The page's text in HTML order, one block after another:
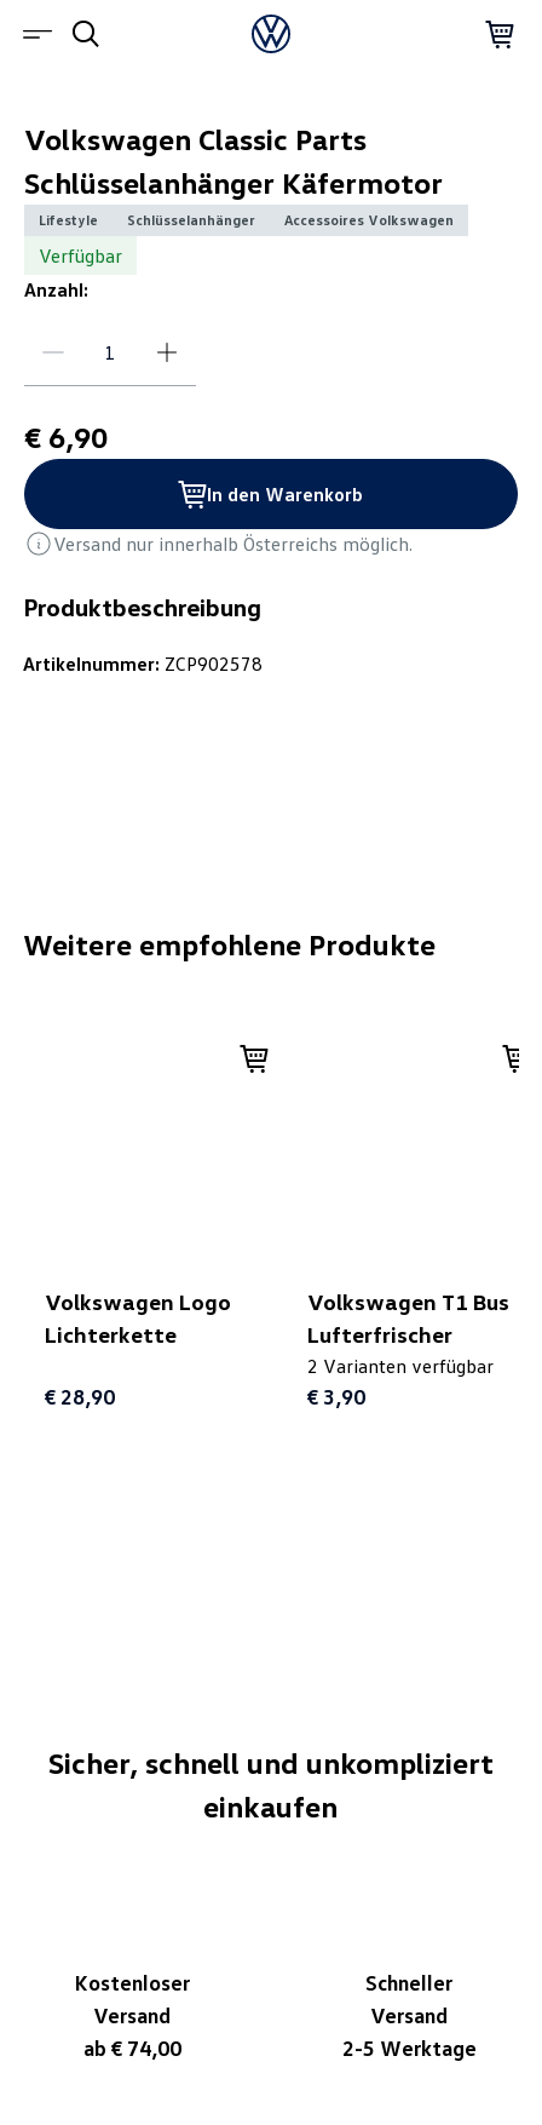
Produktbeschreibung
Artikelnummer: ZCP902578
Volkswagen Classic Parts
Schlüsselanhänger Käfermotor
Lifestyle Schlüsselanhänger Accessoires Volkswagen
Verfügbar
Anzahl:
€ 6,90
In den Warenkorb
Versand nur innerhalb Österreichs möglich.
Weitere empfohlene Produkte
Volkswagen Logo
Lichterkette
€ 28,90
Volkswagen T1 Bus
Lufterfrischer
2 Varianten verfügbar
€ 3,90
Sicher, schnell und unkompliziert
einkaufen
Kostenloser
Versand
ab € 74,00
Schneller
Versand
2-5 Werktage